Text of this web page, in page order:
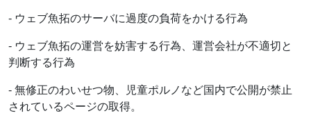
- ウェブ魚拓のサーバに過度の負荷をかける行為
- ウェブ魚拓の運営を妨害する行為、運営会社が不適切と
判断する行為
- 無修正のわいせつ物、児童ポルノなど国内で公開が禁止
されているページの取得。